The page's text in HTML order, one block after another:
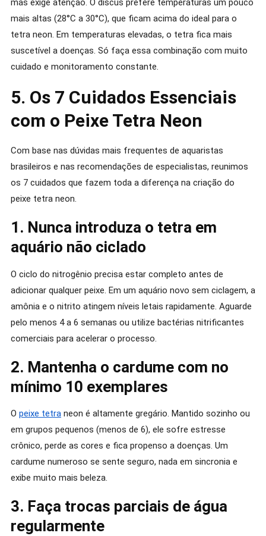
mas exige atenção. O discus prefere temperaturas um pouco
mais altas (28°C a 30°C), que ficam acima do ideal para o
tetra neon. Em temperaturas elevadas, o tetra fica mais
suscetível a doenças. Só faça essa combinação com muito
cuidado e monitoramento constante.
5. Os 7 Cuidados Essenciais
com o Peixe Tetra Neon
Com base nas dúvidas mais frequentes de aquaristas
brasileiros e nas recomendações de especialistas, reunimos
os 7 cuidados que fazem toda a diferença na criação do
peixe tetra neon.
1. Nunca introduza o tetra em
aquário não ciclado
O ciclo do nitrogênio precisa estar completo antes de
adicionar qualquer peixe. Em um aquário novo sem ciclagem, a
amônia e o nitrito atingem níveis letais rapidamente. Aguarde
pelo menos 4 a 6 semanas ou utilize bactérias nitrificantes
comerciais para acelerar o processo.
2. Mantenha o cardume com no
mínimo 10 exemplares
O peixe tetraneon é altamente gregário. Mantido sozinho ou
em grupos pequenos (menos de 6), ele sofre estresse
crônico, perde as cores e fica propenso a doenças. Um
cardume numeroso se sente seguro, nada em sincronia e
exibe muito mais beleza.
3. Faça trocas parciais de água
regularmente